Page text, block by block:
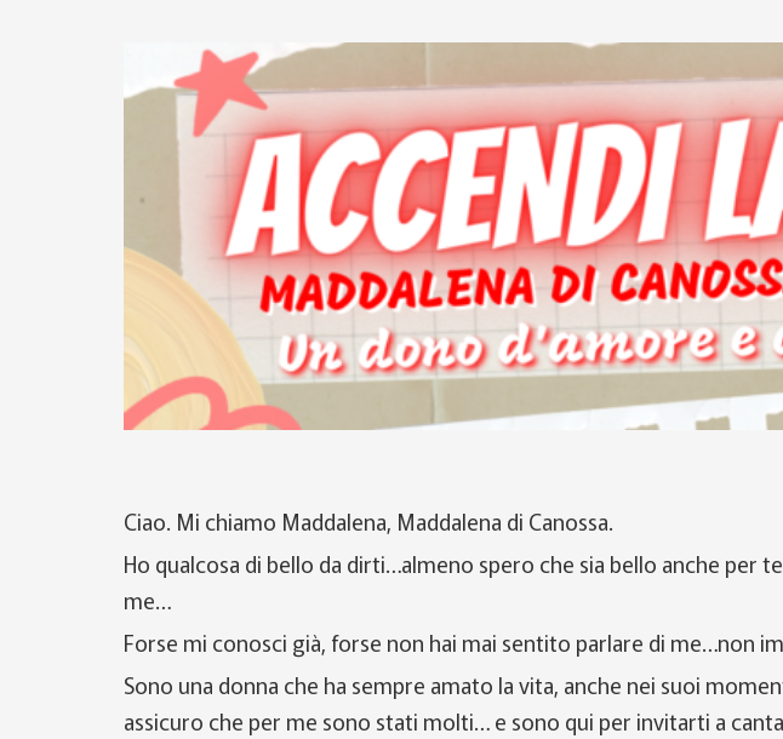
Ciao. Mi chiamo Maddalena, Maddalena di Canossa.
Ho qualcosa di bello da dirti…almeno spero che sia bello anche per
me…
Forse mi conosci già, forse non hai mai sentito parlare di me…non
Sono una donna che ha sempre amato la vita, anche nei suoi
assicuro che per me sono stati molti… e sono qui per invitarti a